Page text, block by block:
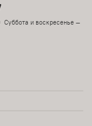
и воскресенье —